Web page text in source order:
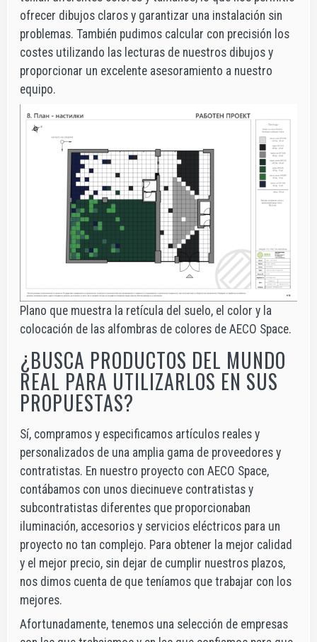
ofrecer dibujos claros y garantizar una instalación sin
problemas. También pudimos calcular con precisión los
costes utilizando las lecturas de nuestros dibujos y
proporcionar un excelente asesoramiento a nuestro
equipo.
Plano que muestra la retícula del suelo, el color y la
colocación de las alfombras de colores de AECO Space.
¿BUSCA PRODUCTOS DEL MUNDO
REAL PARA UTILIZARLOS EN SUS
PROPUESTAS?
Sí, compramos y especificamos artículos reales y
personalizados de una amplia gama de proveedores y
contratistas. En nuestro proyecto con AECO Space,
contábamos con unos diecinueve contratistas y
subcontratistas diferentes que proporcionaban
iluminación, accesorios y servicios eléctricos para un
proyecto no tan complejo. Para obtener la mejor calidad
y el mejor precio, sin dejar de cumplir nuestros plazos,
nos dimos cuenta de que teníamos que trabajar con los
mejores.
Afortunadamente, tenemos una selección de empresas